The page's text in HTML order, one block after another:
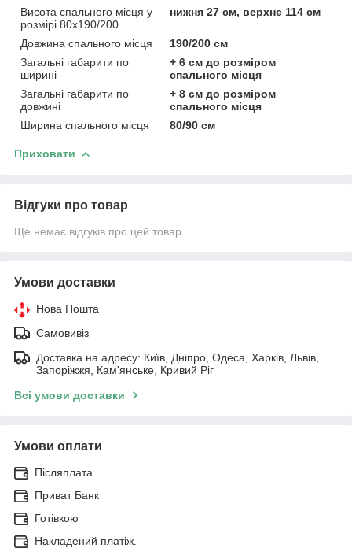
Висота спального місця у
розмірі 80х190/200
нижня 27 см, верхнє 114 см
Довжина спального місця
190/200 см
Загальні габарити по
ширині
+ 6 см до розміром
спального місця
Загальні габарити по
довжині
+ 8 см до розміром
спального місця
Ширина спального місця
80/90 см
Приховати
Відгуки про товар
Ще немає відгуків про цей товар
Умови доставки
Нова Пошта
Самовивіз
Доставка на адресу: Київ, Дніпро, Одеса, Харків, Львів,
Запоріжжя, Кам'янське, Кривий Ріг
Всі умови доставки
Умови оплати
Післяплата
Приват Банк
Готівкою
Накладений платіж.